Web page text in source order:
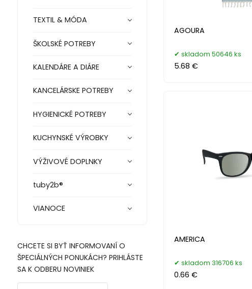
TEXTIL & MÓDA
ŠKOLSKÉ POTREBY
KALENDÁRE A DIÁRE
KANCELÁRSKE POTREBY
HYGIENICKÉ POTREBY
KUCHYNSKÉ VÝROBKY
VÝŽIVOVÉ DOPLNKY
tuby2b®
VIANOCE
CHCETE SI BYŤ INFORMOVANÍ O
ŠPECIÁLNÝCH PONUKÁCH? PRIHLÁSTE
SA K ODBERU NOVINIEK
AGOURA
skladom 50646 ks
5.68 €
AMERICA
skladom 316706 ks
0.66 €